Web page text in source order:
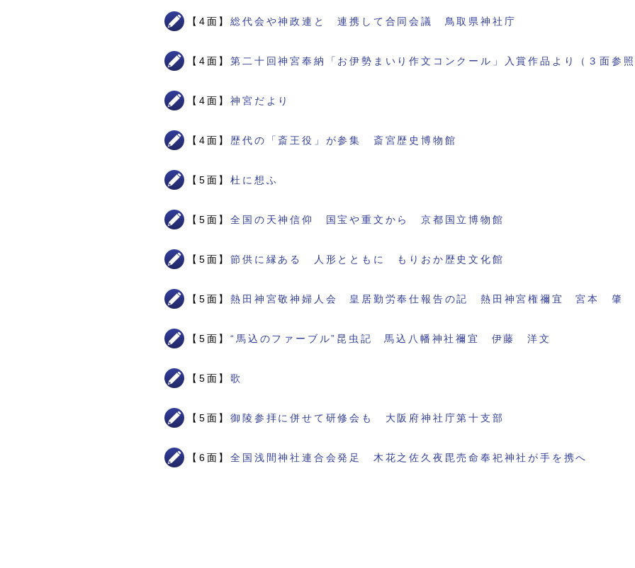
【4面】総代会や神政連と 連携して合同会議 鳥取県神社庁
【4面】第二十回神宮奉納「お伊勢まいり作文コンクール」入賞作品より（３面参
【4面】神宮だより
【4面】 歴代の「斎王役」が参集 斎宮歴史博物館
【5面】杜に想ふ
【5面】全国の天神信仰 国宝や重文から 京都国立博物館
【5面】節供に縁ある 人形とともに もりおか歴史文化館
【5面】熱田神宮敬神婦人会 皇居勤労奉仕報告の記 熱田神宮権禰宜 宮本 肇
【5面】“馬込のファーブル”昆虫記 馬込八幡神社禰宜 伊藤 洋文
【5面】歌
【5面】御陵参拝に併せて研修会も 大阪府神社庁第十支部
【6面】全国浅間神社連合会発足 木花之佐久夜毘売命奉祀神社が手を携へ